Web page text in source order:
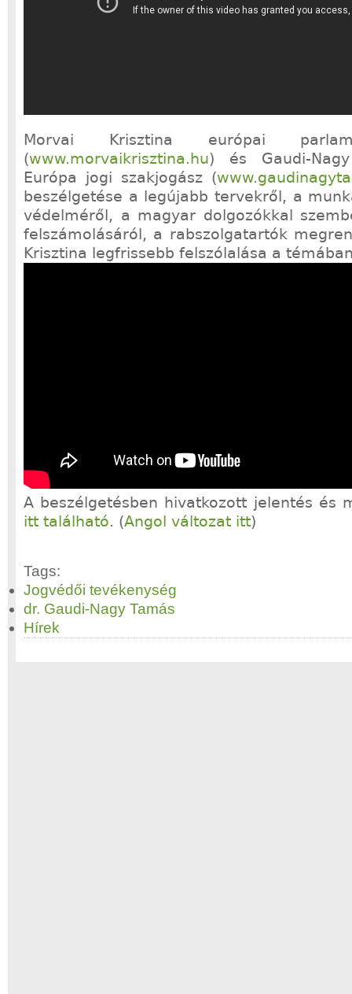
Morvai Krisztina európai
(www.morvaikrisztina.hu) és Gaudi-
Európa jogi szakjogász (
beszélgetése a legújabb tervekről, a
védelméről, a magyar dolgozókkal
felszámolásáról, a rabszolgatartók
Krisztina legfrissebb felszólalása a
A beszélgetésben hivatkozott jelentés és
itt található. (Angol változat itt)
Tags:
Jogvédői tevékenység
dr. Gaudi-Nagy Tamás
Hírek